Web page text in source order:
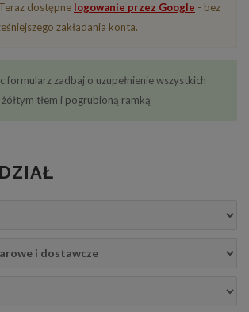
KOSZYK
dostępne logowanie przez Google - bez
zakładania konta.
formularz zadbaj o uzupełnienie wszystkich
tłem i pogrubioną ramką